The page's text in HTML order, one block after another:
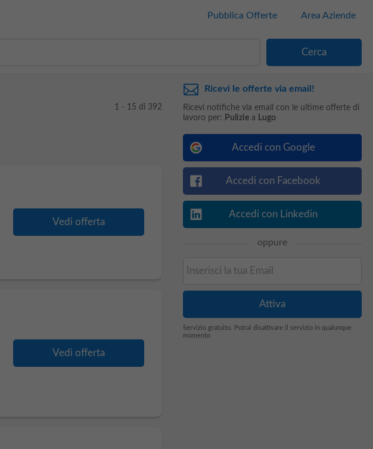
Pubblica Offerte Area Aziende
1 - 15 di 392
Vedi offerta
Vedi offerta
Ricevi le offerte via email!
Ricevi notifiche via email con le ultime offerte di
lavoro per: Puliziea Lugo
Accedi con Google
Accedi con Facebook
Accedi con Linkedin
oppure
Servizio gratuito. Potrai disattivare il servizio in qualunque
momento